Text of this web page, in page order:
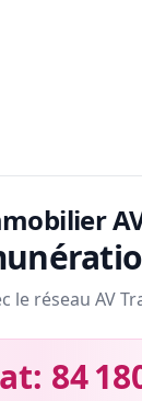
le réseau AV
84